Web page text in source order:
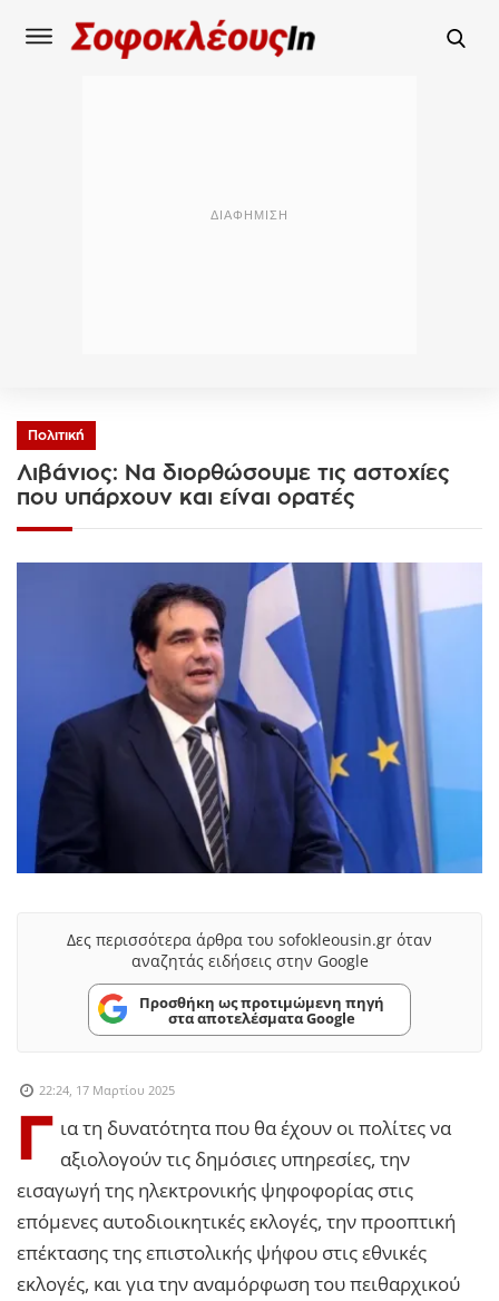
Πολιτική
Λιβάνιος: Να διορθώσουμε τις αστοχίες
που υπάρχουν και είναι ορατές
Δες περισσότερα άρθρα του sofokleousin.gr όταν
αναζητάς ειδήσεις στην Google
Προσθήκη ως προτιμώμενη πηγή
στα αποτελέσματα Google
22:24, 17 Μαρτίου 2025
Γ ια τη δυνατότητα που θα έχουν οι πολίτες να
αξιολογούν τις δημόσιες υπηρεσίες, την
εισαγωγή της ηλεκτρονικής ψηφοφορίας στις
επόμενες αυτοδιοικητικές εκλογές, την προοπτική
επέκτασης της επιστολικής ψήφου στις εθνικές
εκλογές, και για την αναμόρφωση του πειθαρχικού